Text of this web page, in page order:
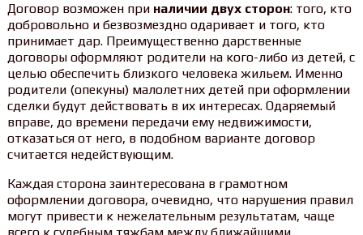
Договор возможен при наличии двух сторон: того, кто
добровольно и безвозмездно одаривает и того, кто
принимает дар. Преимущественно дарственные
договоры оформляют родители на кого-либо из детей, с
целью обеспечить близкого человека жильем. Именно
родители (опекуны) малолетних детей при оформлении
сделки будут действовать в их интересах. Одаряемый
вправе, до времени передачи ему недвижимости,
отказаться от него, в подобном варианте договор
считается недействующим.
Каждая сторона заинтересована в грамотном
оформлении договора, очевидно, что нарушения правил
могут привести к нежелательным результатам, чаще